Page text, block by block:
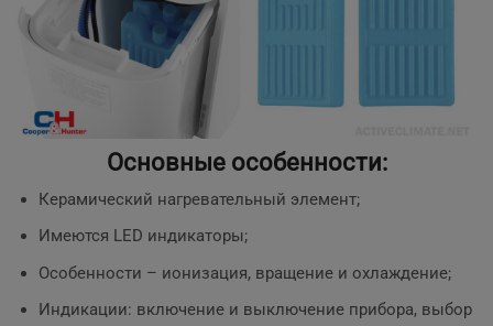
Основные особенности:
Керамический нагревательный элемент;
Имеются LED индикаторы;
Особенности – ионизация, вращение и охлаждение;
Индикации: включение и выключение прибора, выбор